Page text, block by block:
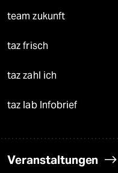
team zukunft
taz frisch
taz zahl ich
taz lab Infobrief
Veranstaltungen